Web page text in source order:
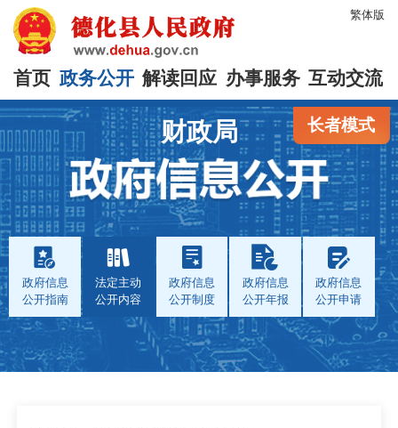
繁体版
首页 政务公开 解读回应 办事服务 互动交流
长者模式
财政局
政府信息
公开指南
法定主动
公开内容
政府信息
公开制度
政府信息
公开年报
政府信息
公开申请